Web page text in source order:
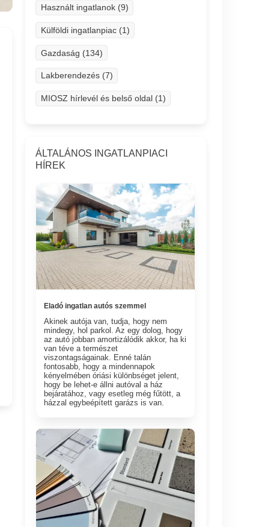
Használt ingatlanok (9)
Külföldi ingatlanpiac (1)
Gazdaság (134)
Lakberendezés (7)
MIOSZ hírlevél és belső oldal (1)
ÁLTALÁNOS INGATLANPIACI
HÍREK
Eladó ingatlan autós szemmel
Akinek autója van, tudja, hogy nem
mindegy, hol parkol. Az egy dolog, hogy
az autó jobban amortizálódik akkor, ha ki
van téve a természet
viszontagságainak. Enné talán
fontosabb, hogy a mindennapok
kényelmében óriási különbséget jelent,
hogy be lehet-e állni autóval a ház
bejáratához, vagy esetleg még fűtött, a
házzal egybeépített garázs is van.